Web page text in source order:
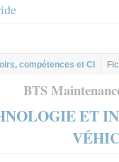
compétences et CI
BTS
ET